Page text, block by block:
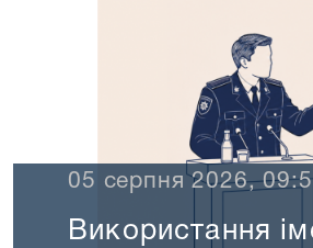
імені та